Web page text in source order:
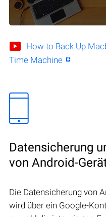
How to Back Up
Time Machine
Datensicherung
von Android-
Die Datensicherung von
wird über ein Google-